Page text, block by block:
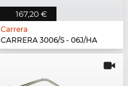
167,20 €
Carrera
CARRERA 3006/S - 06J/HA